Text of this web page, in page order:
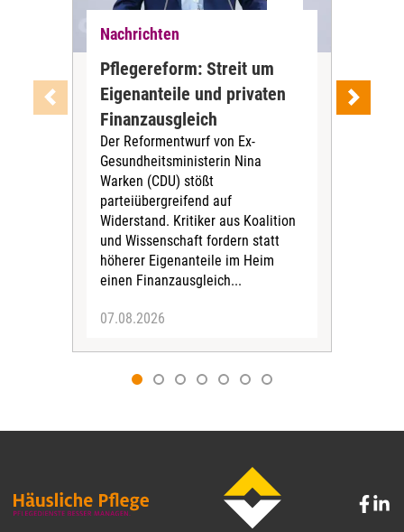
Nachrichten
Pflegereform: Streit um
Eigenanteile und privaten
Finanzausgleich
Der Reformentwurf von Ex-
Gesundheitsministerin Nina
Warken (CDU) stößt
parteiübergreifend auf
Widerstand. Kritiker aus Koalition
und Wissenschaft fordern statt
höherer Eigenanteile im Heim
einen Finanzausgleich...
07.08.2026